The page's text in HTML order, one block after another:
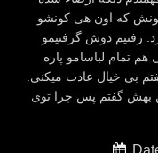
که اون هی کونشو
رفتیم دوش گرفتیمو
تمام لباسامو پاره
بی خیال عادت میکنی.
بهش گفتم پس چرا توی